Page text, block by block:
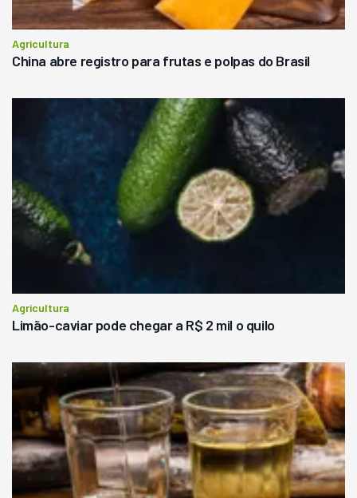
Agricultura
China abre registro para frutas e polpas do Brasil
Agricultura
Limão-caviar pode chegar a R$ 2 mil o quilo